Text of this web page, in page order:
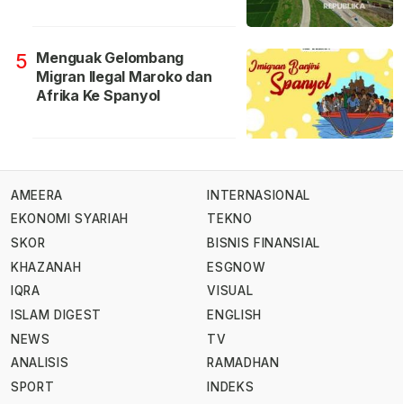
5 Menguak Gelombang
Migran Ilegal Maroko dan
Afrika Ke Spanyol
AMEERA
EKONOMI SYARIAH
SKOR
KHAZANAH
IQRA
ISLAM DIGEST
NEWS
ANALISIS
SPORT
INTERNASIONAL
TEKNO
BISNIS FINANSIAL
ESGNOW
VISUAL
ENGLISH
TV
RAMADHAN
INDEKS